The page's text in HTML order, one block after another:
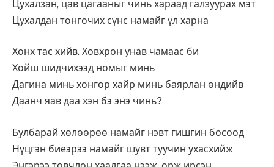
Цухалзан, цав цагааныг чинь хараад галзуурах мэт
Цухалдан тонгочих сүнс намайг үл харна
Хонх тас хийв. Ховхрон унав чамаас би
Хойш шидчихээд номыг минь
Дагина минь хонгор хайр минь баярлан өндийв
Даанч яав даа хэн бэ энэ чинь?
Булбарай хөлөөрөө намайг нэвт гишгин босоод
Нүцгэн биеэрээ намайг шувт туучин ухасхийж